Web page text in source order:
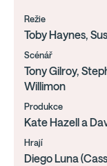
Režie
Toby Haynes,
Scénář
Tony Gilroy,
Willimon
Produkce
Kate Hazell a
Hrají
Diego Luna